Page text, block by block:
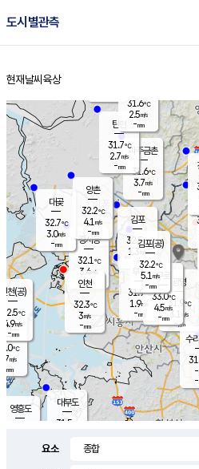
도시별관측
홈
현재날씨 육상
의도
℃
m/s
mm
영흥도
대부도
31.5
경서동
32.1℃
3.4 m/s
-mm
파주금촌
31.6℃
3.7m/s
-mm
대곶
32.7℃
3.0m/s
-mm
탄현
31.7℃
2.7m/s
-mm
김포
32.5℃
1.3 m/s
mm
광명
31.9 ℃
3.1 m/s
-mm
부천
31.9℃
1.9m/s
-mm
양촌
32.2℃
4.1 m/s
-mm
구로
33.0℃
4.5m/s
-mm
수
-
-
인천(공)
32.5℃
4.9m/s
-mm
김포(공)
32.2℃
5.1 m/s
-mm
인천
32.3℃
3m/s
-mm
31.6℃
2.5m/s
-mm
요소